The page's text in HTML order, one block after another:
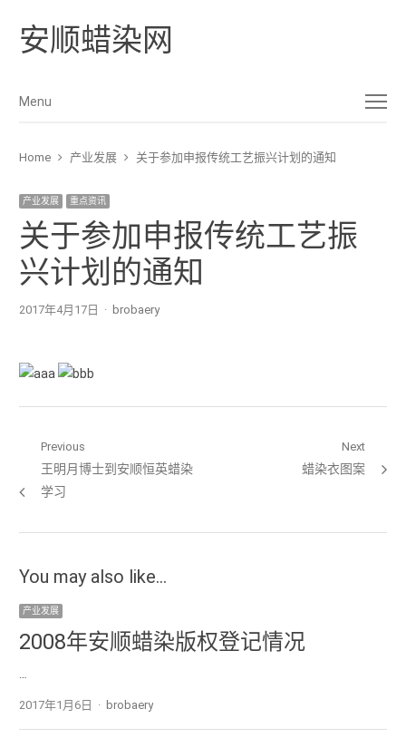
安顺蜡染网
Menu
Menu
Home 产业发展 关于参加申报传统工艺振兴计划的通知
产业发展 重点资讯
关于参加申报传统工艺振
兴计划的通知
2017年4月17日 Author
brobaery
文章导航
Previous
Previous post:
王明月博士到安顺恒英蜡染
学习
Next
Next post:
蜡染衣图案
You may also like...
产业发展
2008年安顺蜡染版权登记情况
…
2017年1月6日 Author
brobaery